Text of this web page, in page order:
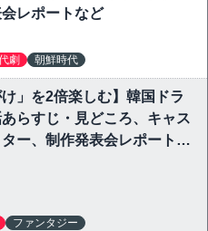
レポートなど
劇 朝鮮時代
け」を2倍楽しむ】韓国ドラ
らすじ・見どころ、キャス
ター、制作発表会レポートな
ファンタジー